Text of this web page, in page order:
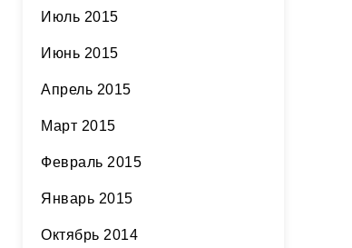
Июль 2015
Июнь 2015
Апрель 2015
Март 2015
Февраль 2015
Январь 2015
Октябрь 2014